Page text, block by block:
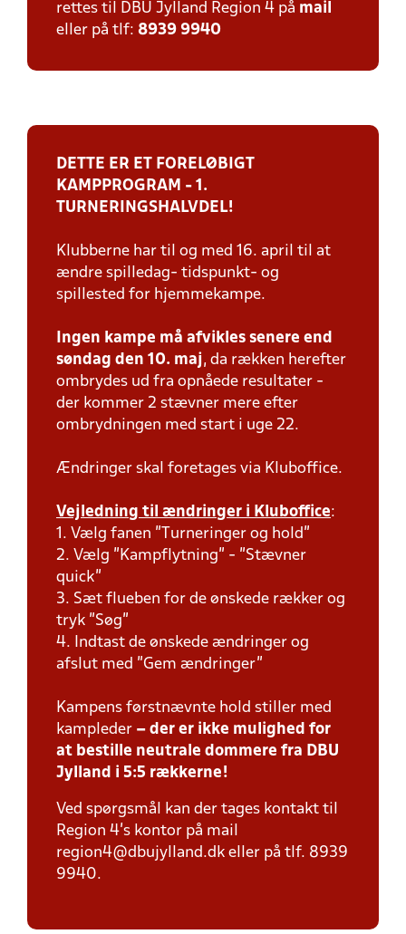
rettes til DBU Jylland Region 4 på mail
eller på tlf: 8939 9940
DETTE ER ET FORELØBIGT
KAMPPROGRAM - 1.
TURNERINGSHALVDEL!
Klubberne har til og med 16. april til at
ændre spilledag- tidspunkt- og
spillested for hjemmekampe.
Ingen kampe må afvikles senere end
søndag den 10. maj, da rækken herefter
ombrydes ud fra opnåede resultater -
der kommer 2 stævner mere efter
ombrydningen med start i uge 22.
Ændringer skal foretages via Kluboffice.
Vejledning til ændringer i Kluboffice:
1. Vælg fanen "Turneringer og hold"
2. Vælg "Kampflytning" - "Stævner
quick"
3. Sæt flueben for de ønskede rækker og
tryk "Søg"
4. Indtast de ønskede ændringer og
afslut med "Gem ændringer"
Kampens førstnævnte hold stiller med
kampleder – der er ikke mulighed for
at bestille neutrale dommere fra DBU
Jylland i 5:5 rækkerne!
Ved spørgsmål kan der tages kontakt til
Region 4's kontor på mail
region4@dbujylland.dk eller på tlf. 8939
9940.